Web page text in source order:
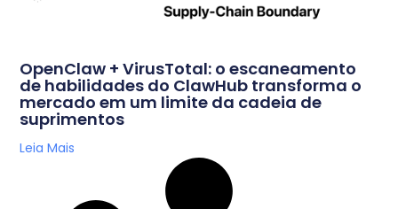
OpenClaw + VirusTotal: o escaneamento
de habilidades do ClawHub transforma o
mercado em um limite da cadeia de
suprimentos
Leia Mais